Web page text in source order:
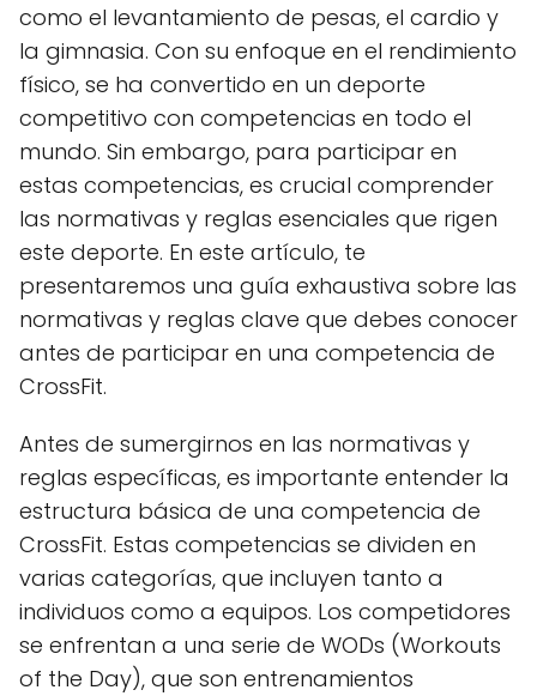
como el levantamiento de pesas, el cardio y
la gimnasia. Con su enfoque en el rendimiento
físico, se ha convertido en un deporte
competitivo con competencias en todo el
mundo. Sin embargo, para participar en
estas competencias, es crucial comprender
las normativas y reglas esenciales que rigen
este deporte. En este artículo, te
presentaremos una guía exhaustiva sobre las
normativas y reglas clave que debes conocer
antes de participar en una competencia de
CrossFit.
Antes de sumergirnos en las normativas y
reglas específicas, es importante entender la
estructura básica de una competencia de
CrossFit. Estas competencias se dividen en
varias categorías, que incluyen tanto a
individuos como a equipos. Los competidores
se enfrentan a una serie de WODs (Workouts
of the Day), que son entrenamientos